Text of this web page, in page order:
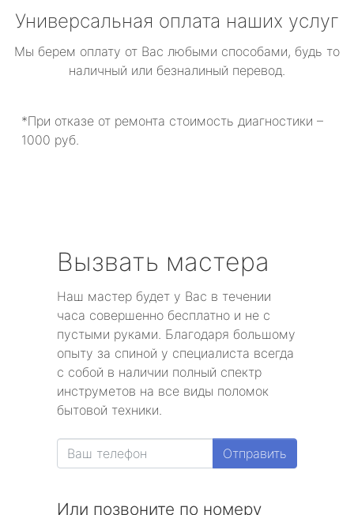
Универсальная оплата наших услуг
Мы берем оплату от Вас любыми способами, будь то
наличный или безналиный перевод.
*При отказе от ремонта стоимость диагностики –
1000 руб.
Вызвать мастера
Наш мастер будет у Вас в течении
часа совершенно бесплатно и не с
пустыми руками. Благодаря большому
опыту за спиной у специалиста всегда
с собой в наличии полный спектр
инструметов на все виды поломок
бытовой техники.
Отправить
Или позвоните по номеру